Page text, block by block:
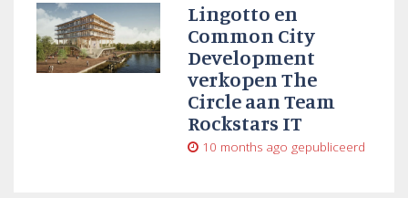
Lingotto en
Common City
Development
verkopen The
Circle aan Team
Rockstars IT
10 months ago gepubliceerd